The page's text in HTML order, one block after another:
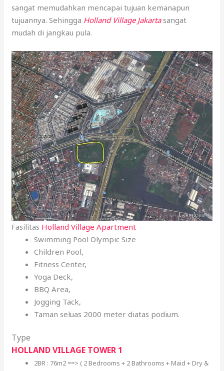
sangat memudahkan mencapai tujuan kemanapun
tujuannya. Sehingga Holland Village Jakartasangat
mudah di jangkau pula.
Fasilitas Holland Village Apartment
Swimming Pool Olympic Size
Children Pool,
Fitness Center,
Yoga Deck,
BBQ Area,
Jogging Tack,
Taman seluas 2000 meter diatas podium.
Type
HOLLAND VILLAGE TOWER 1
2BR : 76m2 ==> ( 2 Bedrooms + 2 Bathrooms + Maid + Dry &